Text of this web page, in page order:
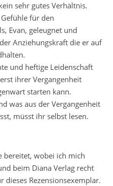
sehr gutes Verhältnis.
für den
Evan, geleugnet und
Anziehungskraft die er auf
und heftige Leidenschaft
ihrer Vergangenheit
starten kann.
was aus der Vergangenheit
müsst ihr selbst lesen.
bereitet, wobei ich mich
beim Diana Verlag recht
dieses Rezensionsexemplar.